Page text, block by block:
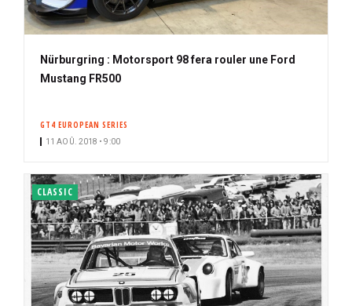
Nürburgring : Motorsport 98 fera rouler une Ford
Mustang FR500
GT4 EUROPEAN SERIES
11 AOÛ. 2018 • 9:00
CLASSIC